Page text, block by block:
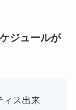
ジュールが
ィス出来